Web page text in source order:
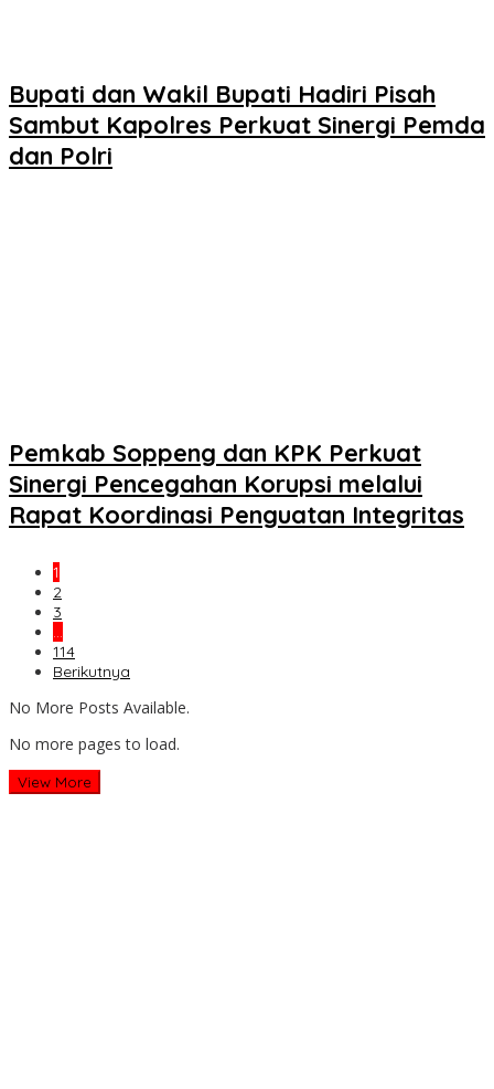
Bupati dan Wakil Bupati Hadiri Pisah
Sambut Kapolres Perkuat Sinergi Pemda
dan Polri
Pemkab Soppeng dan KPK Perkuat
Sinergi Pencegahan Korupsi melalui
Rapat Koordinasi Penguatan Integritas
1
2
3
…
114
Berikutnya
No More Posts Available.
No more pages to load.
View More